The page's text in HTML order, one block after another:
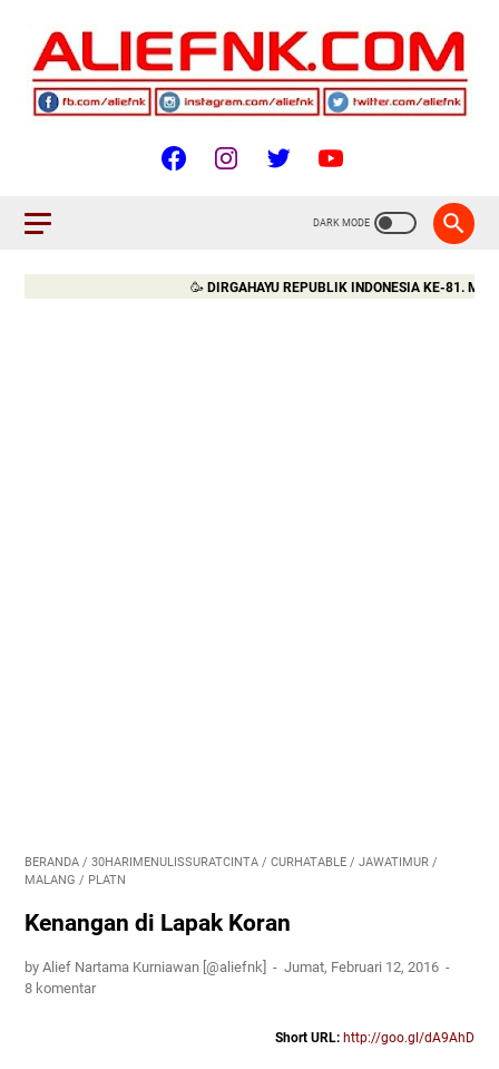
DIRGAHAYU REPUBLIK INDONESIA KE-81.
BERANDA / 30HARIMENULISSURATCINTA / CURHATABLE / JAWATIMUR /
MALANG / PLATN
Kenangan di Lapak Koran
by Alief Nartama Kurniawan [@aliefnk]
Jumat, Februari 12, 2016
8 komentar
Short URL: http://goo.gl/dA9AhD